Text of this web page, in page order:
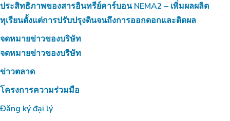
ประสิทธิภาพของสารอินทรีย์คาร์บอน NEMA2 – เพิ่มผลผลิต
ทุเรียนตั้งแต่การปรับปรุงดินจนถึงการออกดอกและติดผล
จดหมายข่าวของบริษัท
จดหมายข่าวของบริษัท
ข่าวตลาด
โครงการความร่วมมือ
Đăng ký đại lý